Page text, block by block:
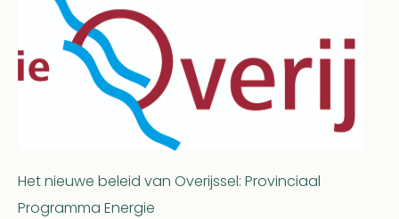
Het nieuwe beleid van Overijssel: Provinciaal
Programma Energie